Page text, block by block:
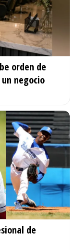
orden de
negocio
de